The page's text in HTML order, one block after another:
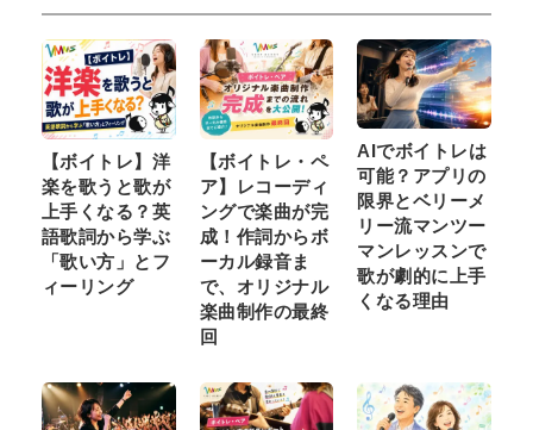
【ボイトレ】洋
楽を歌うと歌が
上手くなる？英
語歌詞から学ぶ
「歌い方」とフ
ィーリング
【ボイトレ・ペ
ア】レコーディ
ングで楽曲が完
成！作詞からボ
ーカル録音ま
で、オリジナル
楽曲制作の最終
回
AIでボイトレは
可能？アプリの
限界とベリーメ
リー流マンツー
マンレッスンで
歌が劇的に上手
くなる理由